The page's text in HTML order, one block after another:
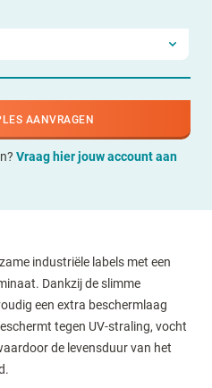
AANVRAGEN
Vraag hier jouw account aan
industriële labels met een
Dankzij de slimme
een extra beschermlaag
tegen UV-straling, vocht
de levensduur van het